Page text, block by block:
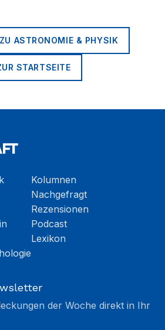
ASTRONOMIE & PHYSIK
STARTSEITE
Kolumnen
Nachgefragt
Rezensionen
Podcast
Lexikon
der Woche direkt in Ihr